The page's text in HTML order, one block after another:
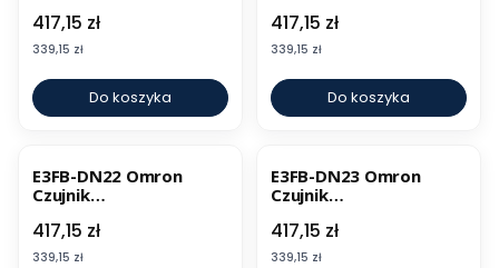
Cena
417,15 zł
Cena
339,15 zł
Do koszyka
Cena
417,15 zł
Cena
339,15 zł
Do koszyka
E3FB-DN22 Omron
Czujnik
Cena
417,15 zł
Cena
339,15 zł
E3FB-DN23 Omron
Czujnik
Cena
417,15 zł
Cena
339,15 zł